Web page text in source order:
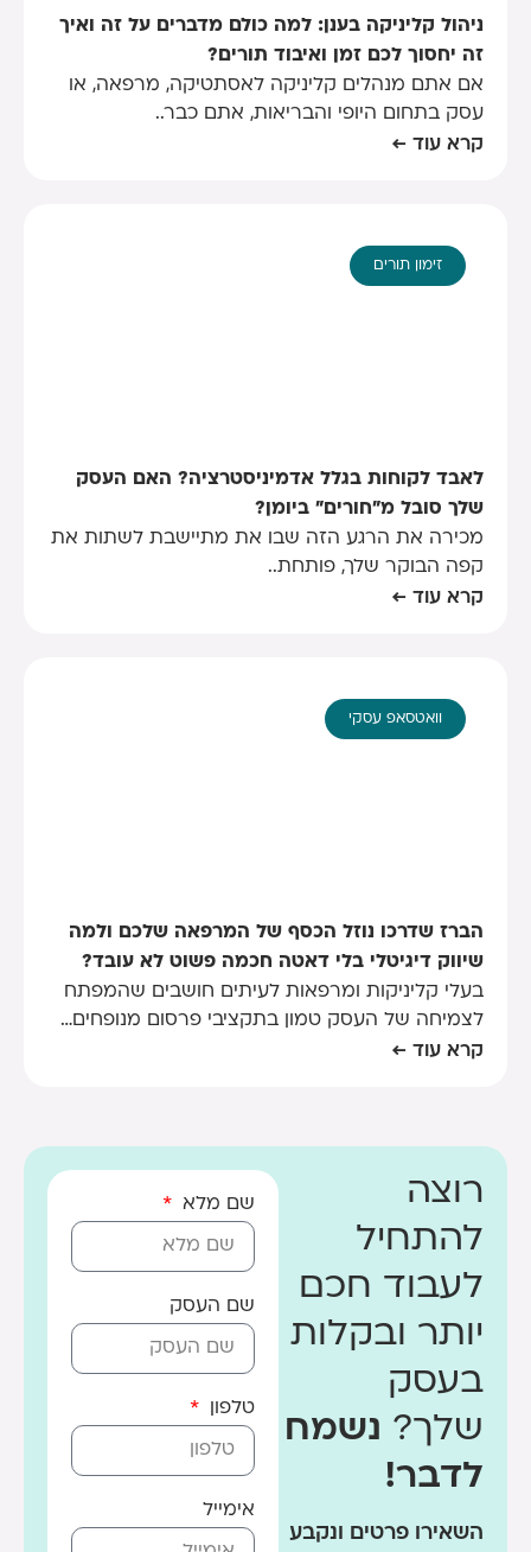
ניהול קליניקה בענן: למה כולם מדברים על זה ואיך
זה יחסוך לכם זמן ואיבוד תורים?
אם אתם מנהלים קליניקה לאסתטיקה, מרפאה, או
עסק בתחום היופי והבריאות, אתם כבר..
קרא עוד ←
לאבד לקוחות בגלל אדמיניסטרציה? האם העסק
שלך סובל מ"חורים" ביומן?
זימון תורים
מכירה את הרגע הזה שבו את מתיישבת לשתות את
קפה הבוקר שלך, פותחת..
קרא עוד ←
הברז שדרכו נוזל הכסף של המרפאה שלכם ולמה
שיווק דיגיטלי בלי דאטה חכמה פשוט לא עובד?
וואטסאפ עסקי
בעלי קליניקות ומרפאות לעיתים חושבים שהמפתח
לצמיחה של העסק טמון בתקציבי פרסום מנופחים…
קרא עוד ←
רוצה
להתחיל
לעבוד חכם
יותר ובקלות
בעסק
שלך? נשמח
לדבר!
השאירו פרטים ונקבע
שם מלא
שם העסק
טלפון
אימייל